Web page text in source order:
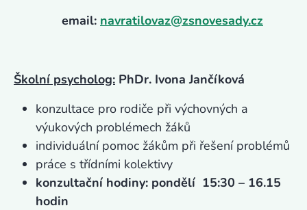
email: navratilovaz@zsnovesady.cz
Školní psycholog: PhDr. Ivona Jančíková
konzultace pro rodiče při výchovných a
výukových problémech žáků
individuální pomoc žákům při řešení problémů
práce s třídními kolektivy
konzultační hodiny: pondělí 15:30 – 16.15
hodin